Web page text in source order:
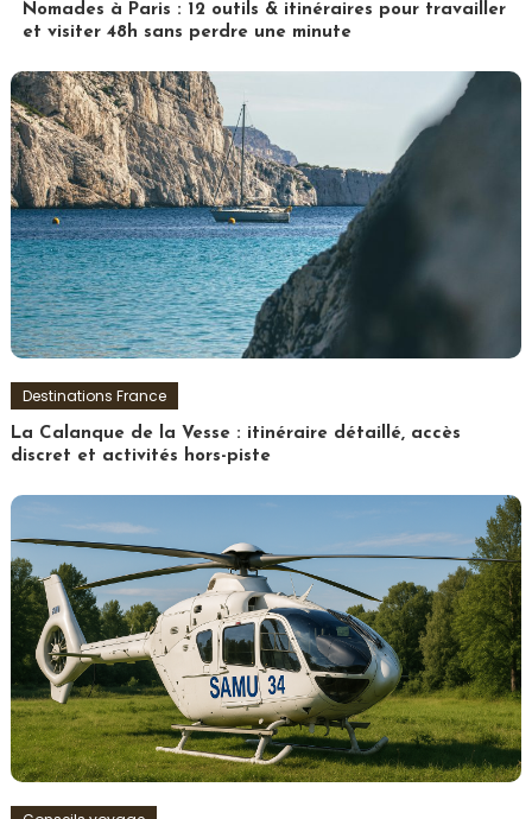
Nomades à Paris : 12 outils & itinéraires pour travailler
et visiter 48h sans perdre une minute
Destinations France
La Calanque de la Vesse : itinéraire détaillé, accès
discret et activités hors-piste